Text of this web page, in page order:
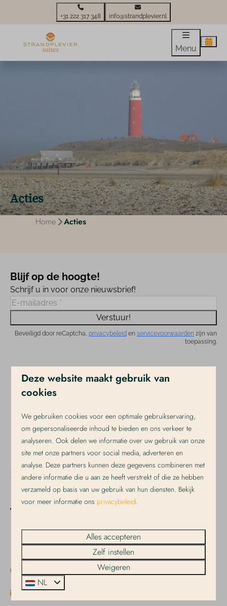
+31 222 317 348 info@strandplevier.nl
Menu
Acties
Home Acties
Blijf op de hoogte!
Schrijf u in voor onze nieuwsbrief!
Verstuur!
Beveiligd door reCaptcha, privacybeleid en servicevoorwaarden zijn van
toepassing.
Veilig betalen
Noord-Holland
Nederland
+31 222 317 348
info@strandplevier.nl
Deze website maakt gebruik van
cookies
We gebruiken cookies voor een optimale gebruikservaring,
om gepersonaliseerde inhoud te bieden en ons verkeer te
analyseren. Ook delen we informatie over uw gebruik van onze
site met onze partners voor social media, adverteren en
analyse. Deze partners kunnen deze gegevens combineren met
andere informatie die u aan ze heeft verstrekt of die ze hebben
verzameld op basis van uw gebruik van hun diensten. Bekijk
voor meer informatie ons privacybeleid.
Alles accepteren
Zelf instellen
Weigeren
NL